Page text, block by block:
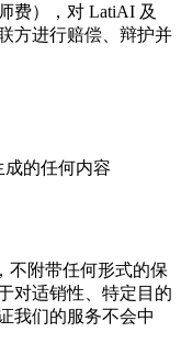
费），对 LatiAI 及
方进行赔偿、辩护并
的任何内容
不附带任何形式的保
对适销性、特定目的
我们的服务不会中